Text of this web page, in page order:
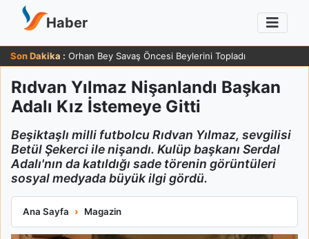
Haber
Son Dakika : Orhan Bey Savaş Öncesi Beylerini Topladı
Rıdvan Yılmaz Nişanlandı Başkan
Adalı Kız İstemeye Gitti
Beşiktaşlı milli futbolcu Rıdvan Yılmaz, sevgilisi
Betül Şekerci ile nişandı. Kulüp başkanı Serdal
Adalı'nın da katıldığı sade törenin görüntüleri
sosyal medyada büyük ilgi gördü.
Ana Sayfa Magazin
Rıdvan Yılmaz Nişanlandı Başkan Adalı Kız İstemeye Gitti